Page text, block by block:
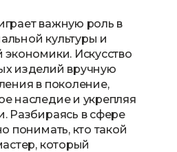
важную роль в
культуры и
экономики. Искусство
изделий вручную
в поколение,
наследие и укрепляя
Разбираясь в сфере
понимать, кто такой
который